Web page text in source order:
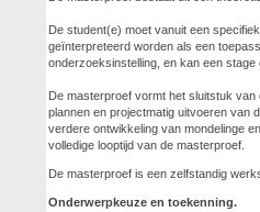
De student(e) moet vanuit een
geïnterpreteerd worden als een
onderzoeksinstelling, en kan een stage
De masterproef vormt het sluitstuk van
plannen en projectmatig uitvoeren van
verdere ontwikkeling van mondelinge
volledige looptijd van de masterproef.
De masterproef is een zelfstandig
Onderwerpkeuze en toekenning.